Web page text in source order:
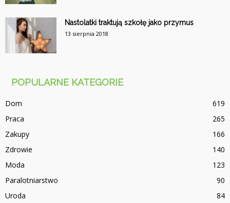
Nastolatki traktują szkołę jako przymus
13 sierpnia 2018
POPULARNE KATEGORIE
Dom
619
Praca
265
Zakupy
166
Zdrowie
140
Moda
123
Paralotniarstwo
90
Uroda
84